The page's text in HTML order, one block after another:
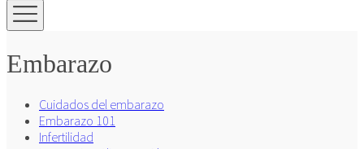
Embarazo
Cuidados del embarazo
Embarazo 101
Infertilidad